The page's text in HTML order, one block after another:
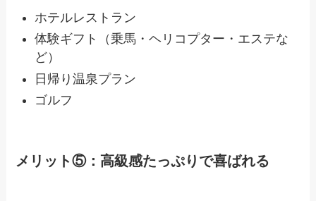
ホテルレストラン
体験ギフト（乗馬・ヘリコプター・エステな
ど）
日帰り温泉プラン
ゴルフ
メリット⑤：高級感たっぷりで喜ばれる